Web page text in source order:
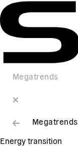
Megatrends
Megatrends
Energy transition